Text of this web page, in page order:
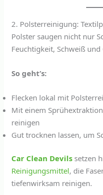
2. Polsterreinigung:
Polster saugen nicht nur
Feuchtigkeit, Schweiß und
So geht’s:
Flecken lokal mit
Mit einem
reinigen
Gut trocknen lassen, um
Car Clean Devils setzen
Reinigungsmittel, die
tiefenwirksam reinigen.